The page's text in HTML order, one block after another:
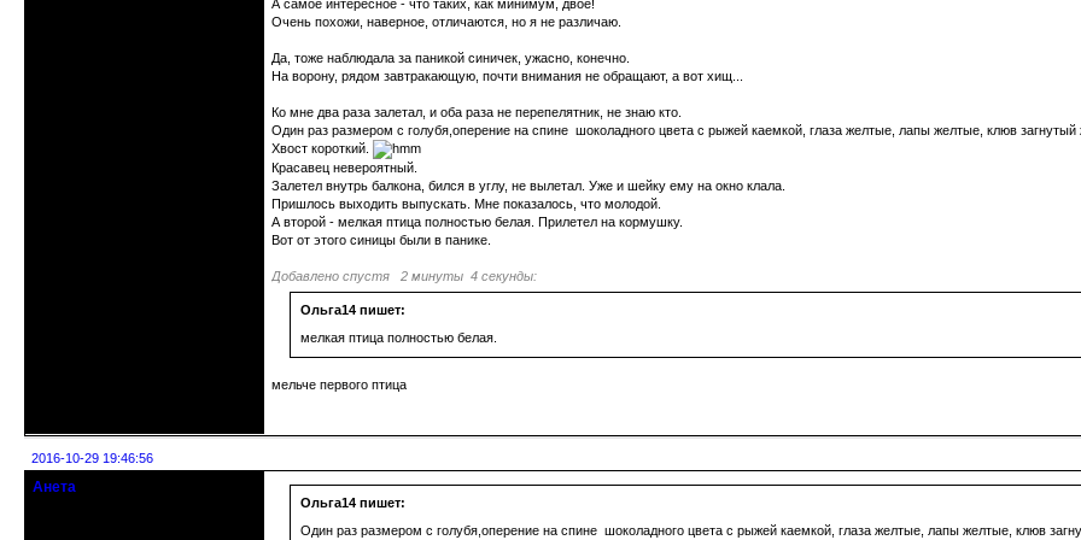
А самое интересное - что таких, как минимум, двое!
Очень похожи, наверное, отличаются, но я не различаю.
Да, тоже наблюдала за паникой синичек, ужасно, конечно.
На ворону, рядом завтракающую, почти внимания не обращают, а вот хищ...
Ко мне два раза залетал, и оба раза не перепелятник, не знаю кто.
Один раз размером с голубя,оперение на спине шоколадного цвета с рыжей каемкой, глаза желтые, лапы желтые, клюв загнутый
Хвост короткий.
Красавец невероятный.
Залетел внутрь балкона, бился в углу, не вылетал. Уже и шейку ему на окно клала.
Пришлось выходить выпускать. Мне показалось, что молодой.
А второй - мелкая птица полностью белая. Прилетел на кормушку.
Вот от этого синицы были в панике.
Добавлено спустя 2 минуты 4 секунды:
Ольга14 пишет:
мелкая птица полностью белая.
мельче первого птица
2016-10-29 19:46:56
Анета
Ольга14 пишет:
Один раз размером с голубя,оперение на спине шоколадного цвета с рыжей каемкой, глаза желтые, лапы желтые, клюв